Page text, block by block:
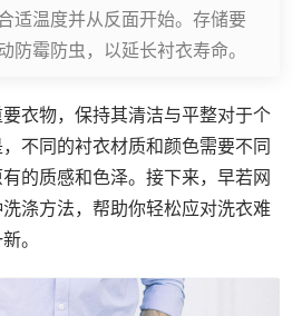
适温度并从反面开始。存储要
防霉防虫，以延长衬衣寿命。
衣物，保持其清洁与平整对于个
不同的衬衣材质和颜色需要不同
的质感和色泽。接下来， 早若网
涤方法，帮助你轻松应对洗衣难
。